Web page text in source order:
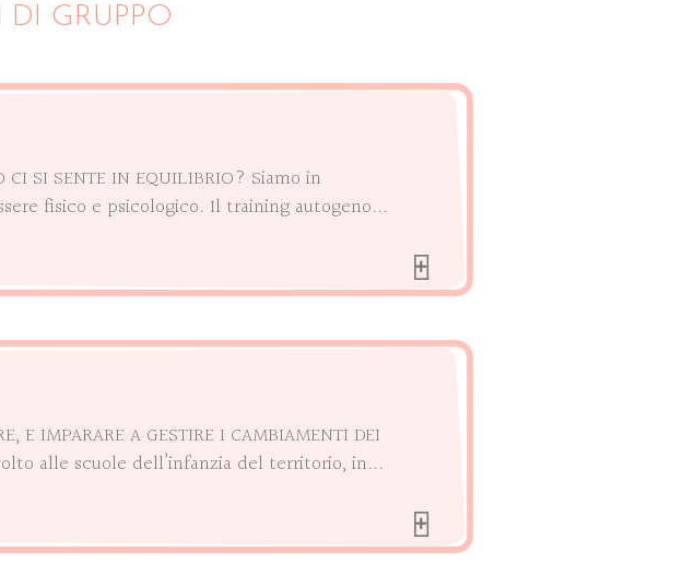
DI GRUPPO
CI SI SENTE IN EQUILIBRIO? Siamo in
fisico e psicologico. Il training autogeno...
E IMPARARE A GESTIRE I CAMBIAMENTI DEI
alle scuole dell’infanzia del territorio, in...